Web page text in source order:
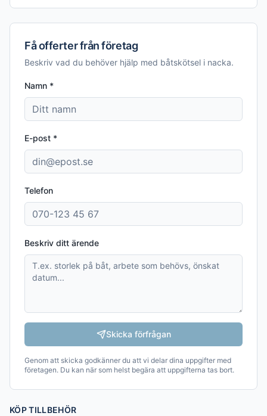
Få offerter från företag
Beskriv vad du behöver hjälp med båtskötsel i nacka.
Namn *
E-post *
Telefon
Beskriv ditt ärende
Skicka förfrågan
Genom att skicka godkänner du att vi delar dina uppgifter med
företagen. Du kan när som helst begära att uppgifterna tas bort.
KÖP TILLBEHÖR